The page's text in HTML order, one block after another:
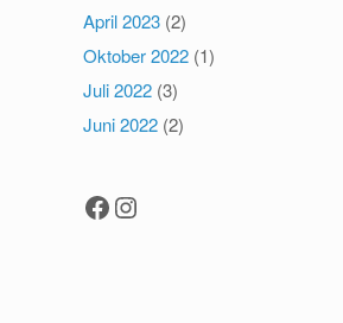
April 2023 (2)
Oktober 2022 (1)
Juli 2022 (3)
Juni 2022 (2)
Facebook
Instagram